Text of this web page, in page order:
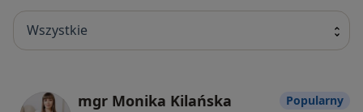
Wszystkie
mgr Monika Kilańska Popularny